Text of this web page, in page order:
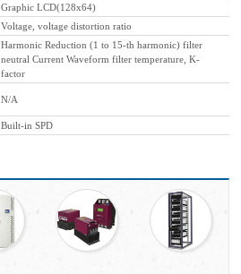
Graphic LCD(128x64)
Voltage, voltage distortion ratio
Harmonic Reduction (1 to 15-th harmonic) filter
neutral Current Waveform filter temperature, K-
factor
N/A
Built-in SPD